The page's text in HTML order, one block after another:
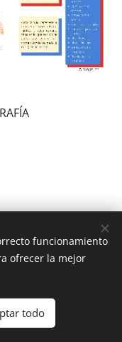
2025
Cookies
funcionamiento
ofrecer la mejor
todo